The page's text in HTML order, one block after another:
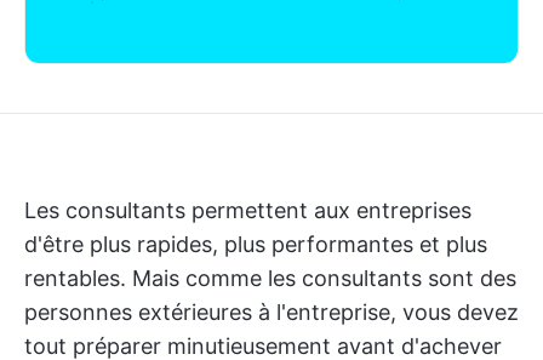
Les consultants permettent aux entreprises
d'être plus rapides, plus performantes et plus
rentables. Mais comme les consultants sont des
personnes extérieures à l'entreprise, vous devez
tout préparer minutieusement avant d'achever